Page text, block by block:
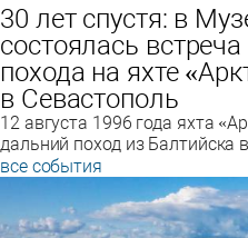
30 лет спустя: в
состоялась
похода на яхте
в Севастополь
12 августа 1996 года яхта
дальний поход из Балтийска
все события